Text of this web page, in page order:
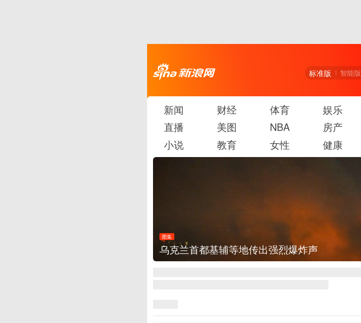
标准版 智能版
新闻 财经 体育 娱乐
直播
美图 NBA 房产
小说
教育 女性 健康
美国：肯尼迪宣布医疗改革新举措